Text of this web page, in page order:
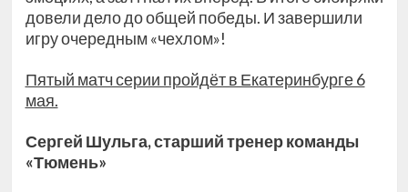
довели дело до общей победы. И завершили
игру очередным «чехлом»!
Пятый матч серии пройдёт в Екатеринбурге 6
мая.
Сергей Шульга, старший тренер команды
«Тюмень»